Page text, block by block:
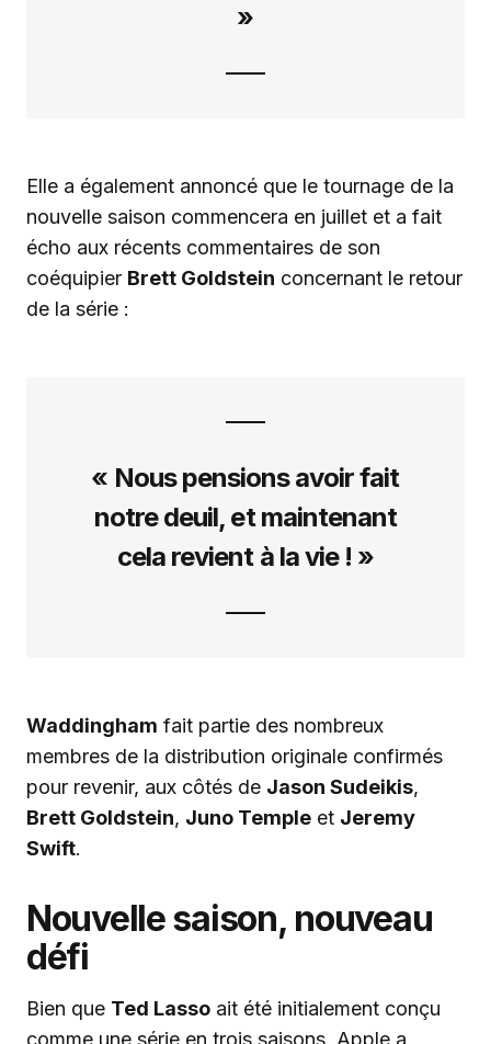
»
Elle a également annoncé que le tournage de la
nouvelle saison commencera en juillet et a fait
écho aux récents commentaires de son
coéquipier Brett Goldstein concernant le retour
de la série :
« Nous pensions avoir fait
notre deuil, et maintenant
cela revient à la vie ! »
Waddingham fait partie des nombreux
membres de la distribution originale confirmés
pour revenir, aux côtés de Jason Sudeikis,
Brett Goldstein, Juno Temple et Jeremy
Swift.
Nouvelle saison, nouveau
défi
Bien que Ted Lasso ait été initialement conçu
comme une série en trois saisons, Apple a